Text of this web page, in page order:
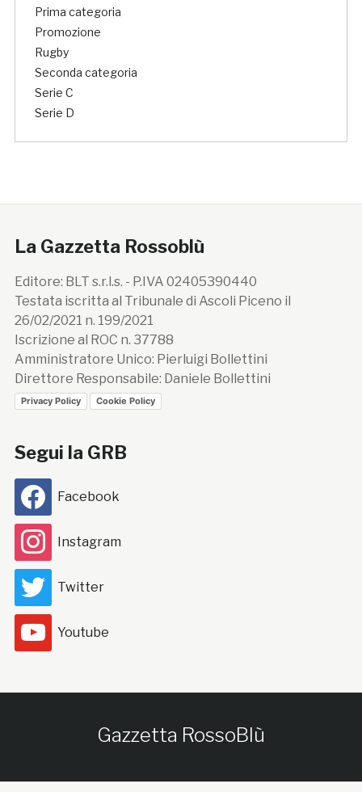
Prima categoria
Promozione
Rugby
Seconda categoria
Serie C
Serie D
La Gazzetta Rossoblù
Editore: BLT s.r.l.s. - P.IVA 02405390440
Testata iscritta al Tribunale di Ascoli Piceno il
26/02/2021 n. 199/2021
Iscrizione al ROC n. 37788
Amministratore Unico: Pierluigi Bollettini
Direttore Responsabile: Daniele Bollettini
Privacy Policy Cookie Policy
Segui la GRB
Facebook
Instagram
Twitter
Youtube
Gazzetta RossoBlù